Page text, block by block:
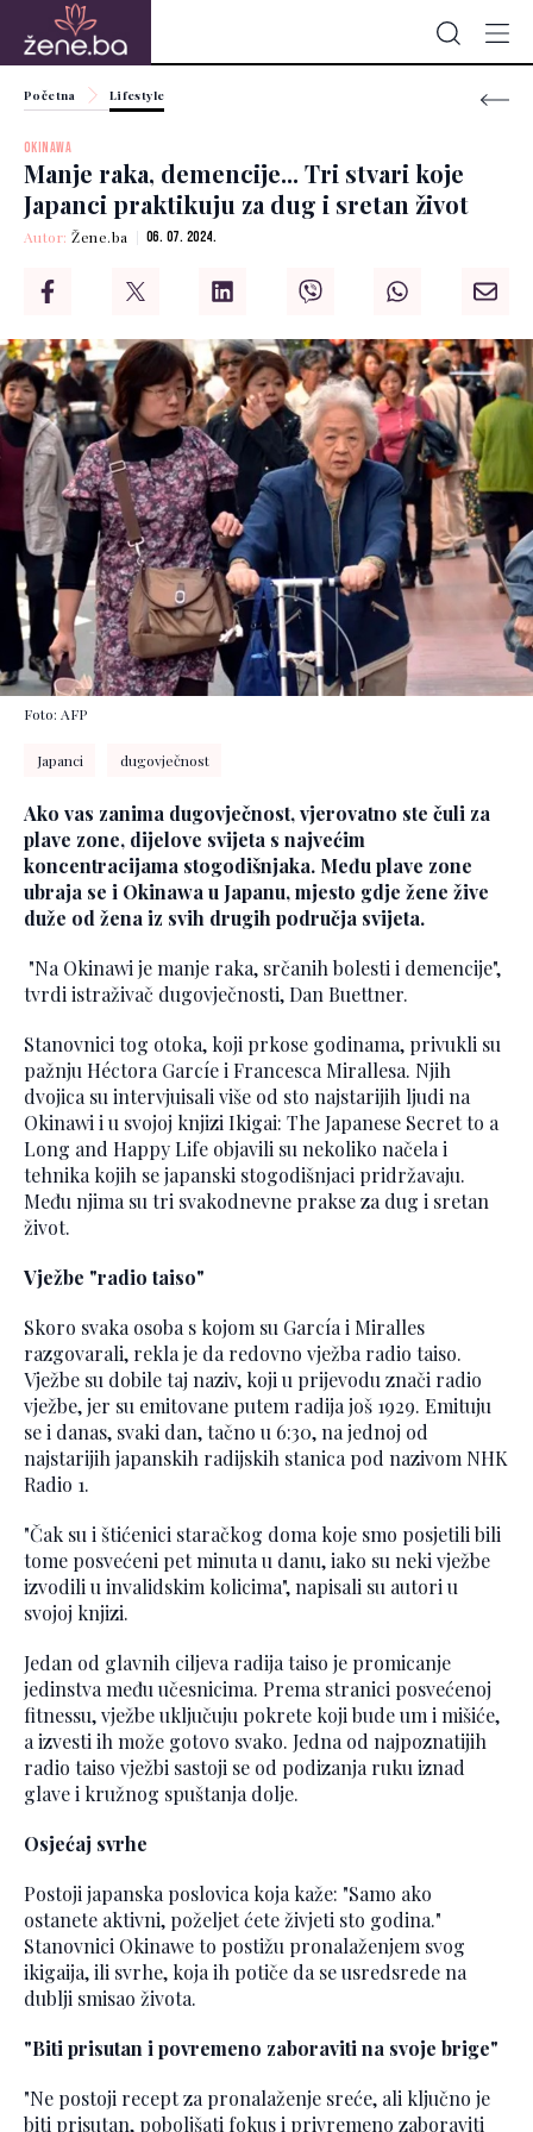
Početna Lifestyle
OKINAWA
Manje raka, demencije... Tri stvari koje
Japanci praktikuju za dug i sretan život
Autor:Žene.ba 06. 07. 2024.
Foto: AFP
Japanci dugovječnost
Ako vas zanima dugovječnost, vjerovatno ste čuli za
plave zone, dijelove svijeta s najvećim
koncentracijama stogodišnjaka. Među plave zone
ubraja se i Okinawa u Japanu, mjesto gdje žene žive
duže od žena iz svih drugih područja svijeta.
"Na Okinawi je manje raka, srčanih bolesti i demencije",
tvrdi istraživač dugovječnosti, Dan Buettner.
Stanovnici tog otoka, koji prkose godinama, privukli su
pažnju Héctora Garcíe i Francesca Mirallesa. Njih
dvojica su intervjuisali više od sto najstarijih ljudi na
Okinawi i u svojoj knjizi Ikigai: The Japanese Secret to a
Long and Happy Life objavili su nekoliko načela i
tehnika kojih se japanski stogodišnjaci pridržavaju.
Među njima su tri svakodnevne prakse za dug i sretan
život.
Vježbe "radio taiso"
Skoro svaka osoba s kojom su García i Miralles
razgovarali, rekla je da redovno vježba radio taiso.
Vježbe su dobile taj naziv, koji u prijevodu znači radio
vježbe, jer su emitovane putem radija još 1929. Emituju
se i danas, svaki dan, tačno u 6:30, na jednoj od
najstarijih japanskih radijskih stanica pod nazivom NHK
Radio 1.
"Čak su i štićenici staračkog doma koje smo posjetili bili
tome posvećeni pet minuta u danu, iako su neki vježbe
izvodili u invalidskim kolicima", napisali su autori u
svojoj knjizi.
Jedan od glavnih ciljeva radija taiso je promicanje
jedinstva među učesnicima. Prema stranici posvećenoj
fitnessu, vježbe uključuju pokrete koji bude um i mišiće,
a izvesti ih može gotovo svako. Jedna od najpoznatijih
radio taiso vježbi sastoji se od podizanja ruku iznad
glave i kružnog spuštanja dolje.
Osjećaj svrhe
Postoji japanska poslovica koja kaže: "Samo ako
ostanete aktivni, poželjet ćete živjeti sto godina."
Stanovnici Okinawe to postižu pronalaženjem svog
ikigaija, ili svrhe, koja ih potiče da se usredsrede na
dublji smisao života.
"Biti prisutan i povremeno zaboraviti na svoje brige"
"Ne postoji recept za pronalaženje sreće, ali ključno je
biti prisutan, poboljšati fokus i privremeno zaboraviti